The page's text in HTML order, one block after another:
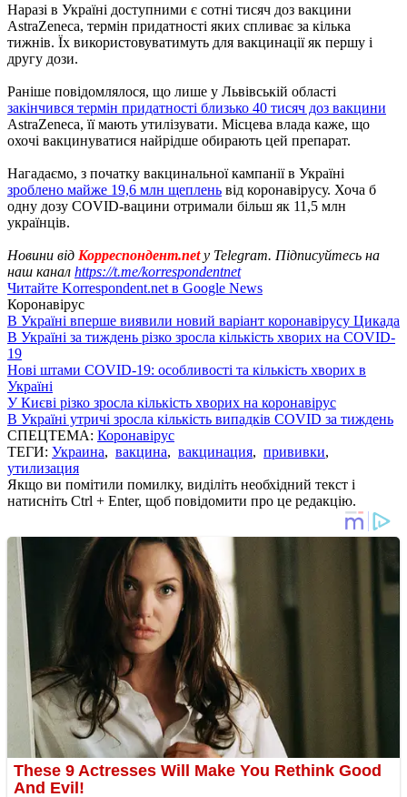
Наразі в Україні доступними є сотні тисяч доз вакцини
AstraZeneca, термін придатності яких спливає за кілька
тижнів. Їх використовуватимуть для вакцинації як першу і
другу дози.
Раніше повідомлялося, що лише у Львівській області
закінчився термін придатності близько 40 тисяч доз вакцини
AstraZeneca, її мають утилізувати. Місцева влада каже, що
охочі вакцинуватися найрідше обирають цей препарат.
Нагадаємо, з початку вакцинальної кампанії в Україні
зроблено майже 19,6 млн щеплень від коронавірусу. Хоча б
одну дозу COVID-вацини отримали більш як 11,5 млн
українців.
Новини від Корреспондент.netу Telegram. Підписуйтесь на
наш канал https://t.me/korrespondentnet
Читайте Korrespondent.net в Google News
Коронавірус
В Україні вперше виявили новий варіант коронавірусу Цикада
В Україні за тиждень різко зросла кількість хворих на COVID-
19
Нові штами COVID-19: особливості та кількість хворих в
Україні
У Києві різко зросла кількість хворих на коронавірус
В Україні утричі зросла кількість випадків COVID за тиждень
СПЕЦТЕМА: Коронавірус
ТЕГИ: Украина, вакцина, вакцинация, прививки,
утилизация
Якщо ви помітили помилку, виділіть необхідний текст і
натисніть Ctrl + Enter, щоб повідомити про це редакцію.